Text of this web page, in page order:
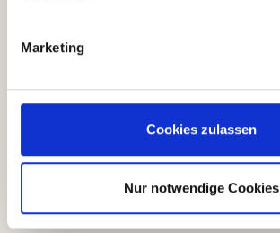
Marketing
Cookies zulassen
Nur notwendige Cookies
0%
Akzeptierbar (0)